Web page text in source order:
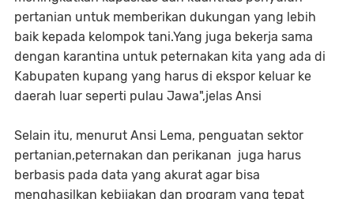
pertanian untuk memberikan dukungan yang lebih
baik kepada kelompok tani.Yang juga bekerja sama
dengan karantina untuk peternakan kita yang ada di
Kabupaten kupang yang harus di ekspor keluar ke
daerah luar seperti pulau Jawa",jelas Ansi
Selain itu, menurut Ansi Lema, penguatan sektor
pertanian,peternakan dan perikanan juga harus
berbasis pada data yang akurat agar bisa
menghasilkan kebijakan dan program yang tepat